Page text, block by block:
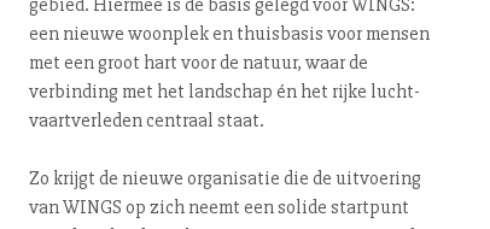
gebied. Hiermee is de basis gelegd voor WINGS:
een nieuwe woonplek en thuisbasis voor mensen
met een groot hart voor de natuur, waar de
verbinding met het landschap én het rijke lucht­
vaart­ver­le­den centraal staat.
Zo krijgt de nieuwe organisatie die de uitvoering
van WINGS op zich neemt een solide startpunt